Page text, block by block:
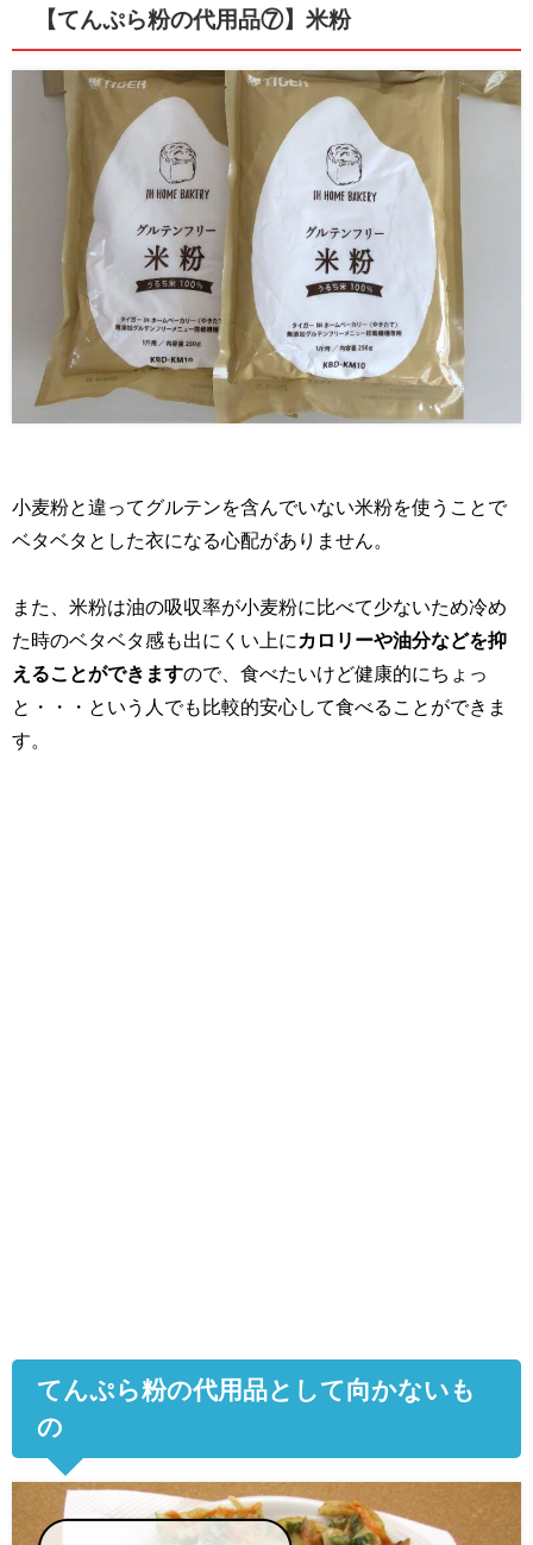
【てんぷら粉の代用品⑦】米粉
小麦粉と違ってグルテンを含んでいない米粉を使うことで
ベタベタとした衣になる心配がありません。
また、米粉は油の吸収率が小麦粉に比べて少ないため冷め
た時のベタベタ感も出にくい上に カロリーや油分などを抑
えることができますので、食べたいけど健康的にちょっ
と・・・という人でも比較的安心して食べることができま
す。
てんぷら粉の代用品として向かないも
の